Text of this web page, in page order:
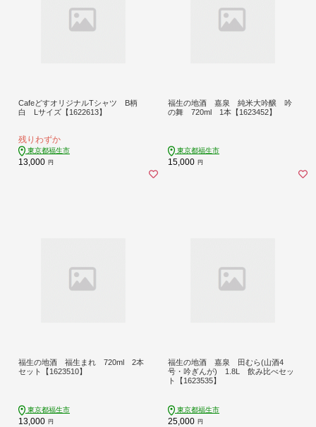
CafeどすオリジナルTシャツ B柄
白 Lサイズ【1622613】
残りわずか
東京都福生市
13,000 円
福生の地酒 嘉泉 純米大吟醸 吟
の舞 720ml 1本【1623452】
東京都福生市
15,000 円
福生の地酒 福生まれ 720ml 2本
セット【1623510】
東京都福生市
13,000 円
福生の地酒 嘉泉 田むら(山酒4
号・吟ぎんが) 1.8L 飲み比べセッ
ト【1623535】
東京都福生市
25,000 円